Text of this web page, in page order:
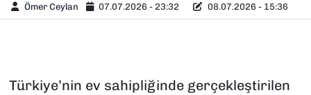
Ömer Ceylan 07.07.2026 - 23:32 08.07.2026 - 15:36
Türkiye’nin ev sahipliğinde gerçekleştirilen